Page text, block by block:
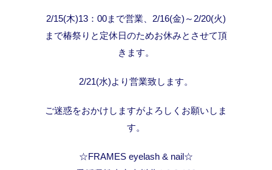
2/15(木)13：00まで営業、2/16(金)～2/20(火)
まで椿祭りと定休日のためお休みとさせて頂
きます。
2/21(水)より営業致します。
ご迷惑をおかけしますがよろしくお願いしま
す。
☆FRAMES eyelash & nail☆